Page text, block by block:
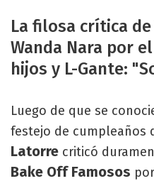
La filosa crítica
Wanda Nara por
hijos y L-Gante:
Luego de que se
festejo de cumpleaños
Latorre criticó
Bake Off Famosos